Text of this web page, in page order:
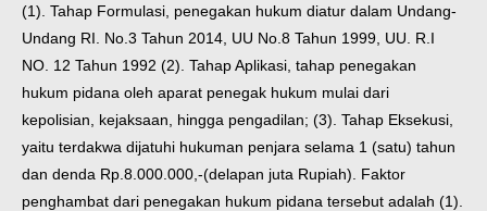
(1). Tahap Formulasi, penegakan hukum diatur dalam Undang-
Undang RI. No.3 Tahun 2014, UU No.8 Tahun 1999, UU. R.I
NO. 12 Tahun 1992 (2). Tahap Aplikasi, tahap penegakan
hukum pidana oleh aparat penegak hukum mulai dari
kepolisian, kejaksaan, hingga pengadilan; (3). Tahap Eksekusi,
yaitu terdakwa dijatuhi hukuman penjara selama 1 (satu) tahun
dan denda Rp.8.000.000,-(delapan juta Rupiah). Faktor
penghambat dari penegakan hukum pidana tersebut adalah (1).